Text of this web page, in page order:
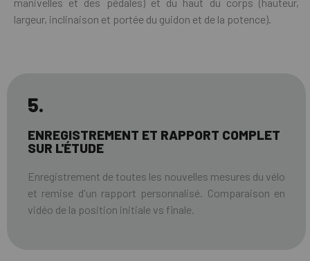
largeur, inclinaison et portée du guidon et de la potence).
5.
ENREGISTREMENT ET RAPPORT COMPLET
SUR L'ÉTUDE
Enregistrement de toutes les nouvelles mesures du vélo
et remise d'un rapport personnalisé. Comparaison en
vidéo de la position initiale vs finale.